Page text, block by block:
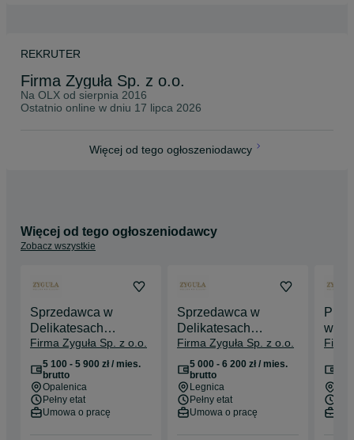
REKRUTER
Firma Zyguła Sp. z o.o.
Na OLX od sierpnia 2016
Ostatnio online w dniu 17 lipca 2026
Więcej od tego ogłoszeniodawcy
Więcej od tego ogłoszeniodawcy
Zobacz wszystkie
Sprzedawca w
Delikatesach
Mięsnych Zyguła
Opalenica
Firma Zyguła Sp. z o.o.
5 100 - 5 900 zł / mies.
brutto
Opalenica
Pełny etat
Umowa o pracę
Sprzedawca w
Delikatesach
Mięsnych Zyguła
Legnica (ul.
Jaworzyńska)
Firma Zyguła Sp. z o.o.
5 000 - 6 200 zł / mies.
brutto
Legnica
Pełny etat
Umowa o pracę
w